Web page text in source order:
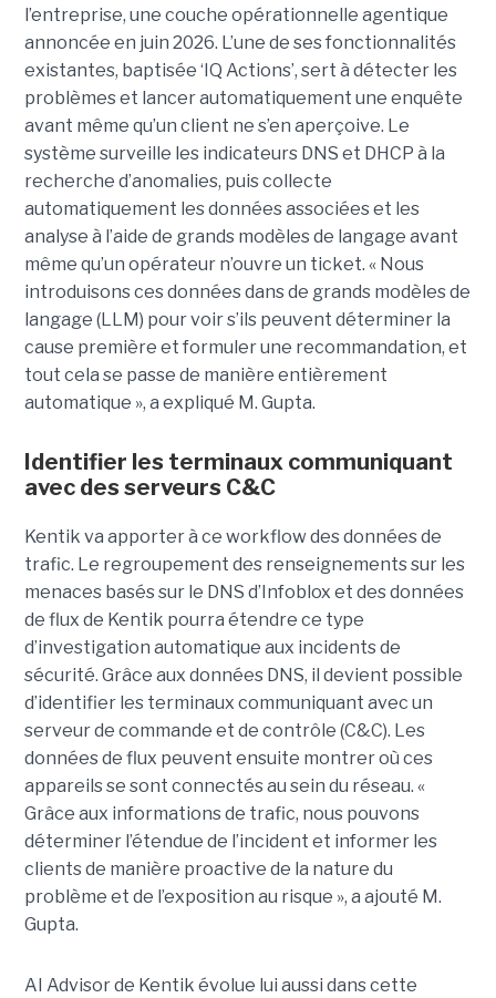
l’entreprise, une couche opérationnelle agentique
annoncée en juin 2026. L’une de ses fonctionnalités
existantes, baptisée ‘IQ Actions’, sert à détecter les
problèmes et lancer automatiquement une enquête
avant même qu’un client ne s’en aperçoive. Le
système surveille les indicateurs DNS et DHCP à la
recherche d’anomalies, puis collecte
automatiquement les données associées et les
analyse à l’aide de grands modèles de langage avant
même qu’un opérateur n’ouvre un ticket. « Nous
introduisons ces données dans de grands modèles de
langage (LLM) pour voir s’ils peuvent déterminer la
cause première et formuler une recommandation, et
tout cela se passe de manière entièrement
automatique », a expliqué M. Gupta.
Identifier les terminaux communiquant
avec des serveurs C&C
Kentik va apporter à ce workflow des données de
trafic. Le regroupement des renseignements sur les
menaces basés sur le DNS d’Infoblox et des données
de flux de Kentik pourra étendre ce type
d’investigation automatique aux incidents de
sécurité. Grâce aux données DNS, il devient possible
d’identifier les terminaux communiquant avec un
serveur de commande et de contrôle (C&C). Les
données de flux peuvent ensuite montrer où ces
appareils se sont connectés au sein du réseau. «
Grâce aux informations de trafic, nous pouvons
déterminer l’étendue de l’incident et informer les
clients de manière proactive de la nature du
problème et de l’exposition au risque », a ajouté M.
Gupta.
AI Advisor de Kentik évolue lui aussi dans cette